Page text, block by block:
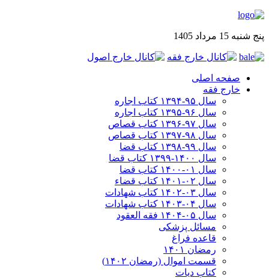
پنج شنبه 15 مرداد 1405
صفحه اصلی
خارج فقه
سال ۹۵-۱۳۹۴ کتاب اجاره
سال ۹۶-۱۳۹۵ کتاب اجاره
سال ۹۷-۱۳۹۶ کتاب قصاص
سال ۹۸-۱۳۹۷ کتاب قصاص
سال ۹۹-۱۳۹۸‍ کتاب قضا
سال ۱۴۰۰-۱۳۹۹ کتاب قضا
سال ۰۱-۱۴۰۰ کتاب قضا
سال ۰۲-۱۴۰۱ کتاب قضاء
سال ۰۳-۱۴۰۲ کتاب شهادات
سال ۰۴-۱۴۰۳ کتاب شهادات
سال ۰۵-۱۴۰۴ فقه العقود
مسائل پزشکی
قاعده فراغ
رمضان ۱۴۰۱
قسمت اموال (رمضان ۱۴۰۲)
کتاب دیات